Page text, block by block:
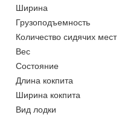
Ширина
Грузоподъемность
Количество сидячих мест
Вес
Состояние
Длина кокпита
Ширина кокпита
Вид лодки